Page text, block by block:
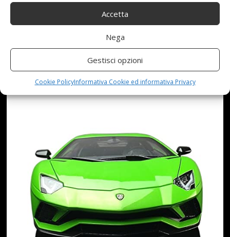
Accetta
Nega
Gestisci opzioni
Cookie PolicyInformativa Cookie ed informativa Privacy
1:18 REGALO COLORATO